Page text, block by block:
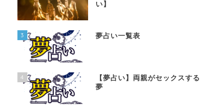
い】
3 夢占い一覧表
4
【夢占い】両親がセックスする
夢